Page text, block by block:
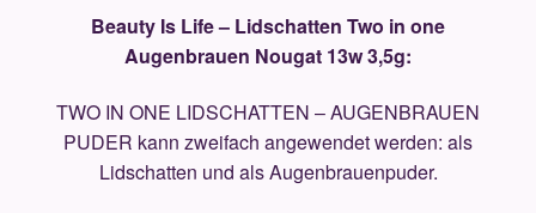
Beauty Is Life – Lidschatten Two in one
Augenbrauen Nougat 13w 3,5g:
TWO IN ONE LIDSCHATTEN – AUGENBRAUEN
PUDER kann zweifach angewendet werden: als
Lidschatten und als Augenbrauenpuder.